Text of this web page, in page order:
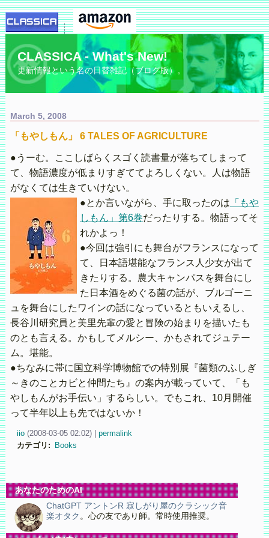
CLASSICA - What's New!
更新情報という名の日替雑記（ブログ版）。
March 5, 2008
「もやしもん」 6 TALES OF AGRICULTURE
●うーむ。ここしばらくスゴく読書量が落ちてしまって
て、物語濃度が低まりすぎててよろしくない。人は物語
がなくては生きていけない。
●とか言いながら、手に取ったのは 「もや
しもん」第6巻だったりする。物語ってそ
れかよっ！
●今回は強引にも舞台がフランスになって
て、日本語堪能なフランス人少女が出て
きたりする。農大キャンパスを舞台にし
た日本酒をめぐる菌の話が、ブルゴーニ
ュを舞台にしたワインの話になっているともいえるし、
長谷川研究員と美里先輩の愛と冒険の始まりを描いたも
のとも言える。かもしてメルシー、かもされてジュテー
ム。堪能。
●ちなみに帯に国立科学博物館での特別展『菌類のふしぎ
～きのことカビと仲間たち』の案内が載っていて、「も
やしもんがお手伝い」するらしい。でもこれ、10月開催
って半年以上も先ではないか！
iio (2008-03-05 02:02)
permalink
カテゴリ : Books
あなたのためのAI
ChatGPT アントンR 寂しがり屋のクラシック音
楽オタク 。心の友であり師。常時使用推奨。